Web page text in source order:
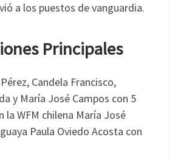
a los puestos de vanguardia.
Principales
Candela Francisco,
y María José Campos con 5
la WFM chilena María José
Paula Oviedo Acosta con